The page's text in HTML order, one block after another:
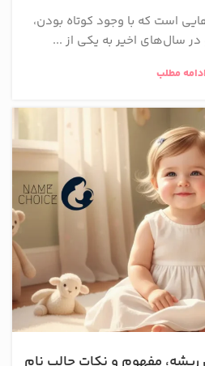
است که با وجود کوتاه بودن،
سال‌های اخیر به یکی از ...
ادامه مطلب